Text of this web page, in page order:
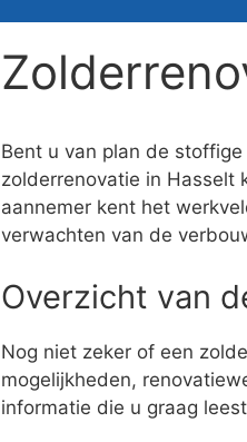
Bent u van plan de
zolderrenovatie in Hasselt
aannemer kent het
verwachten van de
Overzicht van
Nog niet zeker of een
mogelijkheden,
informatie die u graag